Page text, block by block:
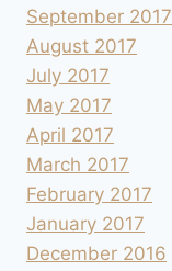
September 2017
August 2017
July 2017
May 2017
April 2017
March 2017
February 2017
January 2017
December 2016